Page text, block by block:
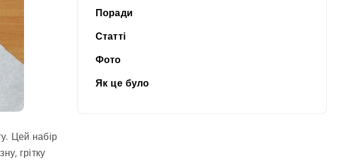
Цей набір
грітку
Поради
Статті
Фото
Як це було